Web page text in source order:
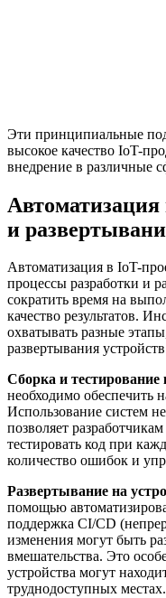
Эти принципиальные
высокое качество IoT-
внедрение в различные
Автоматизация
и
Автоматизация в IoT-
процессы разработки и
сократить время на
качество результатов.
охватывать разные
развертывания
Сборка и тестирование
необходимо обеспечить
Использование систем
позволяет
тестировать код при
количество ошибок и
Развертывание на
помощью
поддержка CI/CD
изменения могут быть
вмешательства. Это
устройства могут
труднодоступных местах.